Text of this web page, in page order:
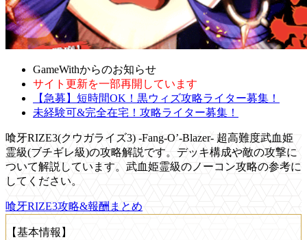
GameWithからのお知らせ
サイト更新を一部再開しています
【急募】短時間OK！黒ウィズ攻略ライター募集！
未経験可&完全在宅！攻略ライター募集！
喰牙RIZE3(クウガライズ3) -Fang-O’-Blazer- 超高難度武血姫
霊級(ブチギレ級)の攻略解説です。デッキ構成や敵の攻撃に
ついて解説しています。武血姫霊級のノーコン攻略の参考に
してください。
喰牙RIZE3攻略&報酬まとめ
【基本情報】